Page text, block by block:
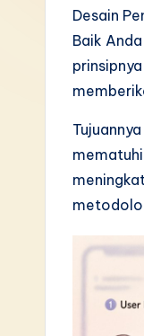
si
Desain
Baik